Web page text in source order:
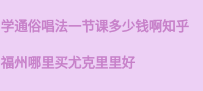
学通俗唱法一节课多少钱啊知乎
福州哪里买尤克里里好